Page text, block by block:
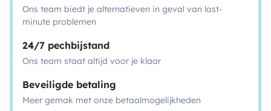
Ons team biedt je alternatieven in geval van last-
minute problemen
24/7 pechbijstand
Ons team staat altijd voor je klaar
Beveiligde betaling
Meer gemak met onze betaalmogelijkheden